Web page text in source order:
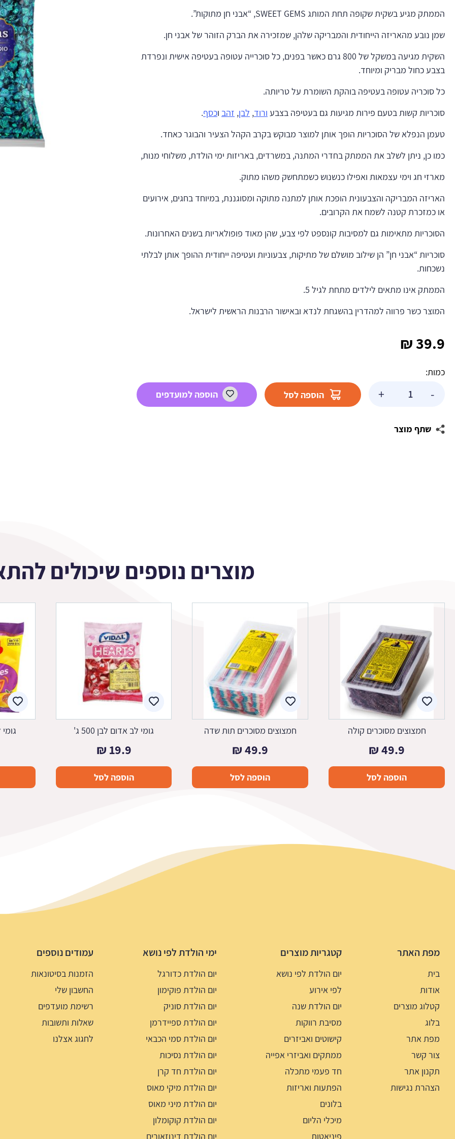
הממתק מגיע בשקית שקופה תחת המותג SWEET GEMS, “אבני חן מתוקות”.
שמן נובע מהאריזה הייחודית והמבריקה שלהן, שמזכירה את הברק הזוהר של אבני חן.
השקית מגיעה במשקל של 800 גרם כאשר בפנים, כל סוכרייה עטופה בעטיפה אישית ונפרדת
בצבע כחול מבריק ומיוחד.
כל סוכריה עטופה בעטיפה בוהקת השומרת על טריותה.
סוכריות קשות בטעם פירות מגיעות גם בעטיפה בצבע ורוד, לבן, זהב וכסף.
טעמן הנפלא של הסוכריות הופך אותן למוצר מבוקש בקרב הקהל הצעיר והבוגר כאחד.
כמו כן, ניתן לשלב את הממתק בחדרי המתנה, במשרדים, באריזות ימי הולדת, משלוחי מנות,
מארזי חג וימי עצמאות ואפילו כנשנוש כשמתחשק משהו מתוק.
האריזה המבריקה והצבעונית הופכת אותן למתנה מתוקה ומסוגננת, במיוחד בחגים, אירועים
או כמזכרת קטנה לשמח את הקרובים.
הסוכריות מתאימות גם למסיבות קונספט לפי צבע, שהן מאוד פופולאריות בשנים האחרונות.
סוכריות “אבני חן” הן שילוב מושלם של מתיקות, צבעוניות ועטיפה ייחודית ההופך אותן לבלתי
נשכחות.
הממתק אינו מתאים לילדים מתחת לגיל 5.
המוצר כשר פרווה למהדרין בהשגחת לנדא ובאישור הרבנות הראשית לישראל.
39.9
₪
כמות:
-
של
בטעם
+ הוספה לסל הוספה למועדפים
שתף מוצר
מוצרים נוספים שיכולים
חמצוצים מסוכרים קולה
49.9
₪
הוספה לסל
חמצוצים מסוכרים תות שדה
49.9
₪
הוספה לסל
גומי לב אדום לבן 500 ג'
19.9
₪
הוספה לסל
גומי
מפת האתר
בית
אודות
קטלוג מוצרים
בלוג
מפת אתר
צור קשר
תקנון אתר
הצהרת נגישות
קטגריות מוצרים
יום הולדת לפי נושא
לפי אירוע
יום הולדת שנה
מסיבת רווקות
קישוטים ואביזרים
ממתקים ואביזרי אפייה
חד פעמי מתכלה
הפתעות ואריזות
בלונים
מיכלי הליום
פיניאטות
ימי הולדת לפי נושא
יום הולדת כדורגל
יום הולדת פוקימון
יום הולדת סוניק
יום הולדת ספיידרמן
יום הולדת סמי הכבאי
יום הולדת נסיכות
יום הולדת חד קרן
יום הולדת מיקי מאוס
יום הולדת מיני מאוס
יום הולדת קוקומלון
יום הולדת דינוזאורים
עמודים נוספים
הזמנות בסיטונאות
החשבון שלי
רשימת מועדפים
שאלות ותשובות
לחגוג אצלנו